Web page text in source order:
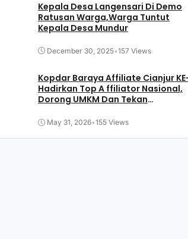
Kepala Desa Langensari Di Demo
Ratusan Warga,Warga Tuntut
Kepala Desa Mundur
December 30, 2025•157 Views
Kopdar Baraya Affiliate Cianjur
Hadirkan Top A ffiliator Nasional,
Dorong UMKM Dan Tekan
May 31, 2026•155 Views